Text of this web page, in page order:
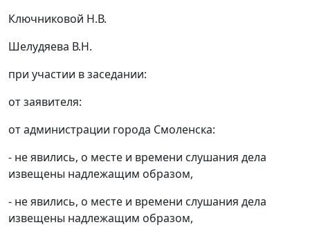
Ключниковой Н.В.
Шелудяева В.Н.
при участии в заседании:
от заявителя:
от администрации города Смоленска:
- не явились, о месте и времени слушания дела
извещены надлежащим образом,
- не явились, о месте и времени слушания дела
извещены надлежащим образом,